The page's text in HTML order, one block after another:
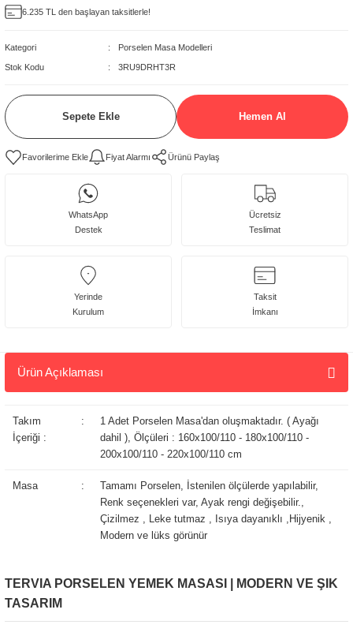
Modelleri
6.235 TL den başlayan taksitlerle!
Kategori Porselen Masa Modelleri
Stok Kodu 3RU9DRHT3R
Sepete Ekle Hemen Al
Fiyat Alarmı Ürünü Paylaş
WhatsApp
Destek
Ücretsiz
Teslimat
Yerinde
Kurulum
Taksit
İmkanı
Ürün Açıklaması
200x100/110 - 220x100/110 cm
Tamamı Porselen, İstenilen ölçülerde yapılabilir,
Çizilmez , Leke tutmaz , Isıya dayanıklı ,Hijyenik ,
TERVIA PORSELEN YEMEK MASASI | MODERN VE ŞIK
TASARIM